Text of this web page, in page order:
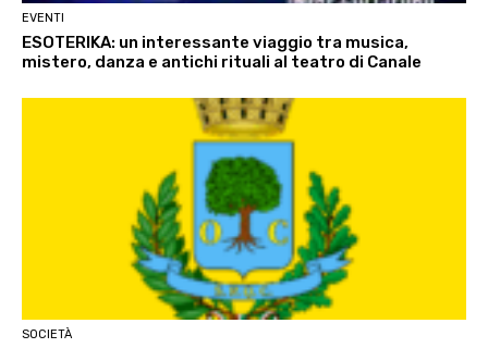
EVENTI
ESOTERIKA: un interessante viaggio tra musica,
mistero, danza e antichi rituali al teatro di Canale
SOCIETÀ